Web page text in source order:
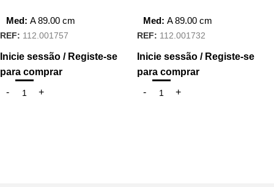
Med: A89.00 cm
REF: 112.001757
Inicie sessão / Registe-se
para comprar
Med: A89.00 cm
REF: 112.001732
Inicie sessão / Registe-se
para comprar